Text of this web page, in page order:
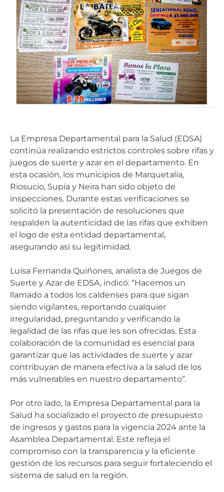
La Empresa Departamental para la Salud (EDSA)
continúa realizando estrictos controles sobre rifas y
juegos de suerte y azar en el departamento. En
esta ocasión, los municipios de Marquetalia,
Riosucio, Supía y Neira han sido objeto de
inspecciones. Durante estas verificaciones se
solicitó la presentación de resoluciones que
respalden la autenticidad de las rifas que exhiben
el logo de esta entidad departamental,
asegurando así su legitimidad.
Luisa Fernanda Quiñones, analista de Juegos de
Suerte y Azar de EDSA, indicó: “Hacemos un
llamado a todos los caldenses para que sigan
siendo vigilantes, reportando cualquier
irregularidad, preguntando y verificando la
legalidad de las rifas que les son ofrecidas. Esta
colaboración de la comunidad es esencial para
garantizar que las actividades de suerte y azar
contribuyan de manera efectiva a la salud de los
más vulnerables en nuestro departamento”.
Por otro lado, la Empresa Departamental para la
Salud ha socializado el proyecto de presupuesto
de ingresos y gastos para la vigencia 2024 ante la
Asamblea Departamental. Este refleja el
compromiso con la transparencia y la eficiente
gestión de los recursos para seguir fortaleciendo el
sistema de salud en la región.